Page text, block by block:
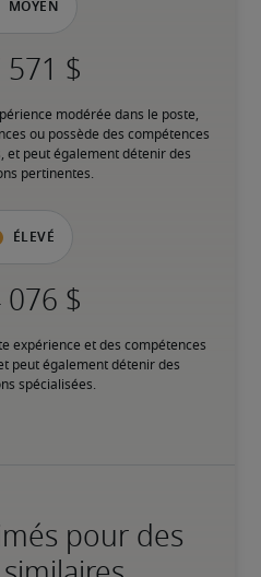
Moyen
modérée dans le poste,
ou possède des compétences
et peut également détenir des
pertinentes.
Élevé
expérience et des compétences
peut également détenir des
spécialisées.
pour des